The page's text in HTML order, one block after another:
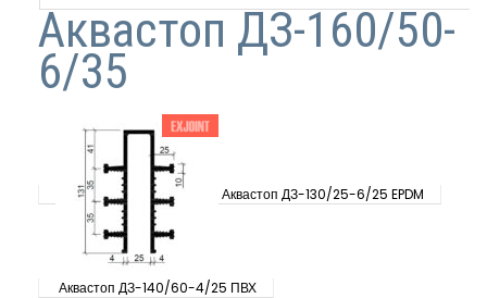
Аквастоп ДЗ-160/50-
6/35
Аквастоп ДЗ-130/25-6/25 EPDM
Аквастоп ДЗ-140/60-4/25 ПВХ